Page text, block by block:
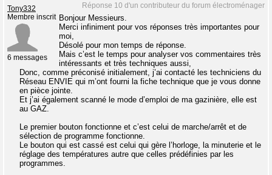
Réponse 10 d'un contributeur du forum électroménager
Tony332
Membre inscrit
6 messages
Bonjour Messieurs.
Merci infiniment pour vos réponses très importantes pour
moi,
Désolé pour mon temps de réponse.
Mais c’est le temps pour analyser vos commentaires très
intéressants et très techniques aussi,
Donc, comme préconisé initialement, j’ai contacté les techniciens du
Réseau ENVIE qui m’ont fourni la fiche technique que je vous donne
en pièce jointe.
Et j’ai également scanné le mode d’emploi de ma gazinière, elle est
au GAZ.
Le premier bouton fonctionne et c’est celui de marche/arrêt et de
sélection de programme fonctionne.
Le bouton qui est cassé est celui qui gère l’horloge, la minuterie et le
réglage des températures autre que celles prédéfinies par les
programmes.